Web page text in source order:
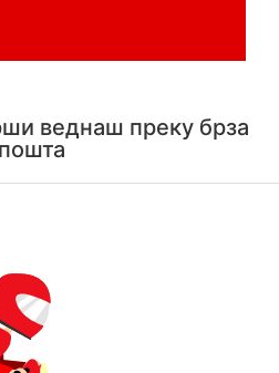
веднаш преку брза
пошта